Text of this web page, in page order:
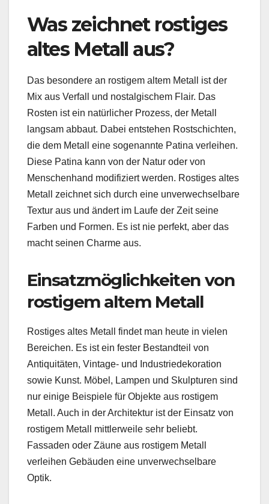
Was zeichnet rostiges
altes Metall aus?
Das besondere an rostigem altem Metall ist der
Mix aus Verfall und nostalgischem Flair. Das
Rosten ist ein natürlicher Prozess, der Metall
langsam abbaut. Dabei entstehen Rostschichten,
die dem Metall eine sogenannte Patina verleihen.
Diese Patina kann von der Natur oder von
Menschenhand modifiziert werden. Rostiges altes
Metall zeichnet sich durch eine unverwechselbare
Textur aus und ändert im Laufe der Zeit seine
Farben und Formen. Es ist nie perfekt, aber das
macht seinen Charme aus.
Einsatzmöglichkeiten von
rostigem altem Metall
Rostiges altes Metall findet man heute in vielen
Bereichen. Es ist ein fester Bestandteil von
Antiquitäten, Vintage- und Industriedekoration
sowie Kunst. Möbel, Lampen und Skulpturen sind
nur einige Beispiele für Objekte aus rostigem
Metall. Auch in der Architektur ist der Einsatz von
rostigem Metall mittlerweile sehr beliebt.
Fassaden oder Zäune aus rostigem Metall
verleihen Gebäuden eine unverwechselbare
Optik.